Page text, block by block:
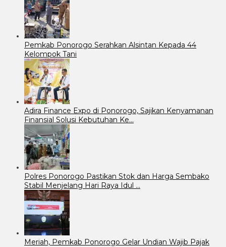
Pemkab Ponorogo Serahkan Alsintan Kepada 44
Kelompok Tani
Adira Finance Expo di Ponorogo, Sajikan Kenyamanan
Finansial Solusi Kebutuhan Ke…
Polres Ponorogo Pastikan Stok dan Harga Sembako
Stabil Menjelang Hari Raya Idul …
Meriah, Pemkab Ponorogo Gelar Undian Wajib Pajak